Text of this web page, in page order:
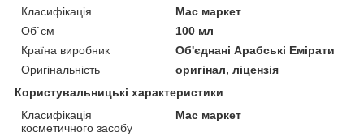
Класифікація
Мас маркет
Об`єм
100 мл
Країна виробник
Об'єднані Арабські Емірати
Оригінальність
оригінал, ліцензія
Користувальницькі характеристики
Класифікація
косметичного засобу
Мас маркет